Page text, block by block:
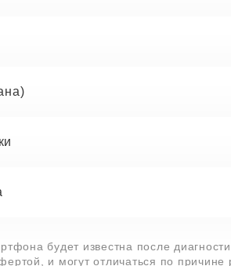
будет известна после
и могут отличаться по